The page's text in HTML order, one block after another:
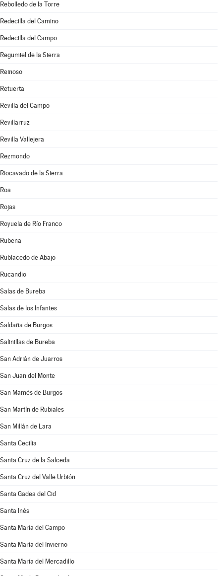
Rebolledo de la Torre
Redecilla del Camino
Redecilla del Campo
Regumiel de la Sierra
Reinoso
Retuerta
Revilla del Campo
Revillarruz
Revilla Vallejera
Rezmondo
Riocavado de la Sierra
Roa
Rojas
Royuela de Río Franco
Rubena
Rublacedo de Abajo
Rucandio
Salas de Bureba
Salas de los Infantes
Saldaña de Burgos
Salinillas de Bureba
San Adrián de Juarros
San Juan del Monte
San Mamés de Burgos
San Martín de Rubiales
San Millán de Lara
Santa Cecilia
Santa Cruz de la Salceda
Santa Cruz del Valle Urbión
Santa Gadea del Cid
Santa Inés
Santa María del Campo
Santa María del Invierno
Santa María del Mercadillo